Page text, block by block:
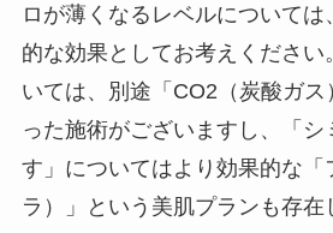
ロが薄くなるレベルについては
的な効果としてお考えください
いては、別途「CO2（炭酸ガ
った施術がございますし、「シ
す」についてはより効果的な「
ラ）」という美肌プランも存在